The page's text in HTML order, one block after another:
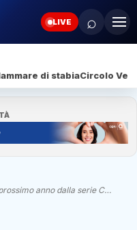
LIVE ⌕
di stabiaCircolo
anno dalla serie C…